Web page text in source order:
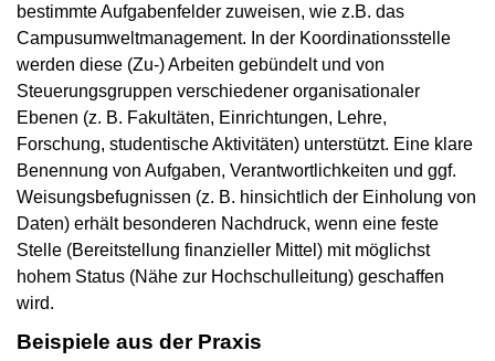
bestimmte Aufgabenfelder zuweisen, wie z.B. das
Campusumweltmanagement. In der Koordinationsstelle
werden diese (Zu-) Arbeiten gebündelt und von
Steuerungsgruppen verschiedener organisationaler
Ebenen (z. B. Fakultäten, Einrichtungen, Lehre,
Forschung, studentische Aktivitäten) unterstützt. Eine klare
Benennung von Aufgaben, Verantwortlichkeiten und ggf.
Weisungsbefugnissen (z. B. hinsichtlich der Einholung von
Daten) erhält besonderen Nachdruck, wenn eine feste
Stelle (Bereitstellung finanzieller Mittel) mit möglichst
hohem Status (Nähe zur Hochschulleitung) geschaffen
wird.
Beispiele aus der Praxis